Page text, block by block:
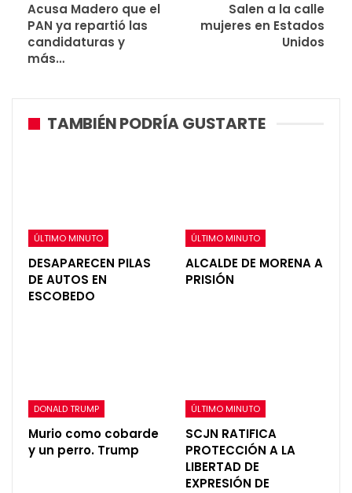
Acusa Madero que el
PAN ya repartió las
candidaturas y
más…
Salen a la calle
mujeres en Estados
Unidos
TAMBIÉN PODRÍA GUSTARTE
ÚLTIMO MINUTO
DESAPARECEN PILAS
DE AUTOS EN
ESCOBEDO
ÚLTIMO MINUTO
ALCALDE DE MORENA A
PRISIÓN
DONALD TRUMP
Murio como cobarde
y un perro. Trump
ÚLTIMO MINUTO
SCJN RATIFICA
PROTECCIÓN A LA
LIBERTAD DE
EXPRESIÓN DE